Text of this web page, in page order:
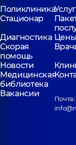
Поликлиника
Стационар
Диагностика Цены
Скорая
помощь
Новости
Медицинская
библиотека
Вакансии
Почта: